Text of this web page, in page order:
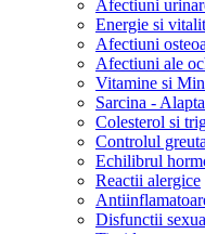
Afectiuni
Energie si
Afectiuni
Afectiuni ale
Vitamine si
Sarcina -
Colesterol si
Controlul
Echilibrul
Reactii alergice
Disfunctii